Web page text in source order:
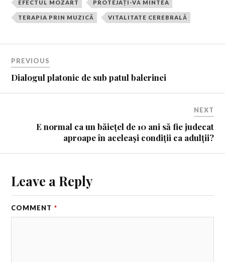
EFECTUL MOZART PROTEJAȚI-VĂ MINTEA
TERAPIA PRIN MUZICĂ VITALITATE CEREBRALĂ
PREVIOUS
Dialogul platonic de sub patul balerinei
NEXT
E normal ca un băiețel de 10 ani să fie judecat
aproape în aceleași condiții ca adulții?
Leave a Reply
COMMENT *